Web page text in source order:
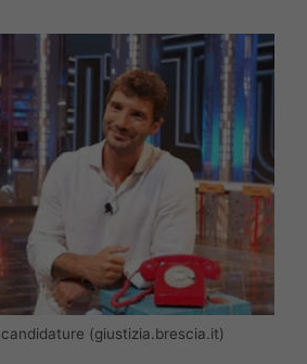
(giustizia.brescia.it)